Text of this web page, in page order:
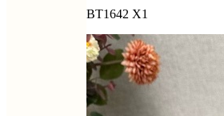
BT1642 X1